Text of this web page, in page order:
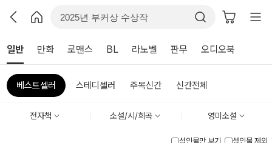
일반 만화 로맨스 BL 라노벨 판무 오디오북
베스트셀러 스테디셀러 주목신간 신간전체
전자책 소설/시/희곡 영미소설
성인물만 보기
성인물 제외